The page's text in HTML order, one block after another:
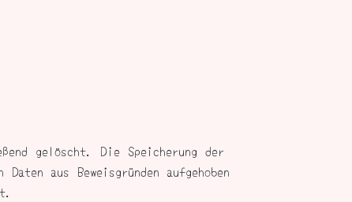
gelöscht. Die Speicherung der
aus Beweisgründen aufgehoben